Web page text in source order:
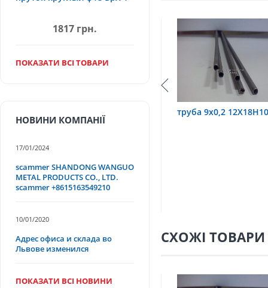
труба 75х1,5,
СХОЖІ ТОВАРИ
1817 грн.
ПОКАЗАТИ ВСІ ТОВАРИ
НОВИНИ КОМПАНІЇ
17/01/2024
scammer SHANDONG WANGUO
METAL PRODUCTS CO., LTD.
scammer +8615163549210
10/01/2020
Адрес офиса и склада во
Львове изменился
ПОКАЗАТИ ВСІ НОВИНИ